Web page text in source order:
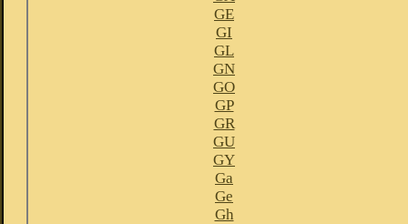
GE
GI
GL
GN
GO
GP
GR
GU
GY
Ga
Ge
Gh